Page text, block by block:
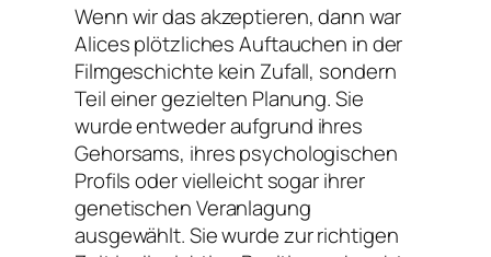
Wenn wir das akzeptieren, dann war
Alices plötzliches Auftauchen in der
Filmgeschichte kein Zufall, sondern
Teil einer gezielten Planung. Sie
wurde entweder aufgrund ihres
Gehorsams, ihres psychologischen
Profils oder vielleicht sogar ihrer
genetischen Veranlagung
ausgewählt. Sie wurde zur richtigen